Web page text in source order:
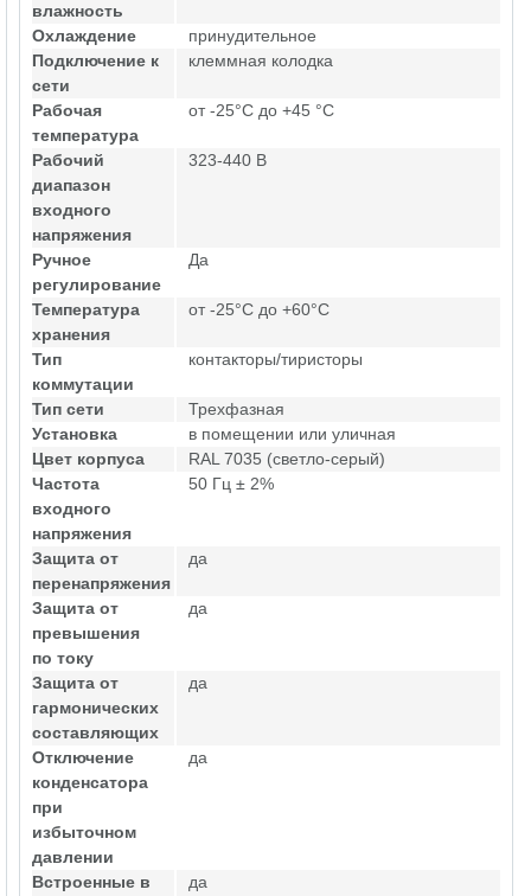
влажность
Охлаждение
принудительное
Подключение к
сети
клеммная колодка
Рабочая
температура
от -25°C до +45 °C
Рабочий
диапазон
входного
напряжения
323-440 В
Ручное
регулирование
Да
Температура
хранения
от -25°C до +60°C
Тип
коммутации
контакторы/тиристоры
Тип сети
Трехфазная
Установка
в помещении или уличная
Цвет корпуса
RAL 7035 (светло-серый)
Частота
входного
напряжения
50 Гц ± 2%
Защита от
перенапряжения
да
Защита от
превышения
по току
да
Защита от
гармонических
составляющих
да
Отключение
конденсатора
при
избыточном
давлении
да
Встроенные в
да